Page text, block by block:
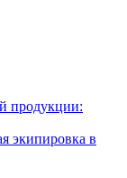
продукции:
экипировка в